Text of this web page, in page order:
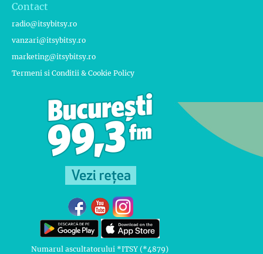
Contact
radio@itsybitsy.ro
vanzari@itsybitsy.ro
marketing@itsybitsy.ro
Termeni si Conditii & Cookie Policy
Numarul ascultatorului *ITSY (*4879)